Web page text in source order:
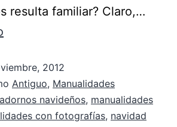
resulta familiar? Claro,…
2012
Antiguo, Manualidades
adornos navideños, manualidades
con fotografías, navidad